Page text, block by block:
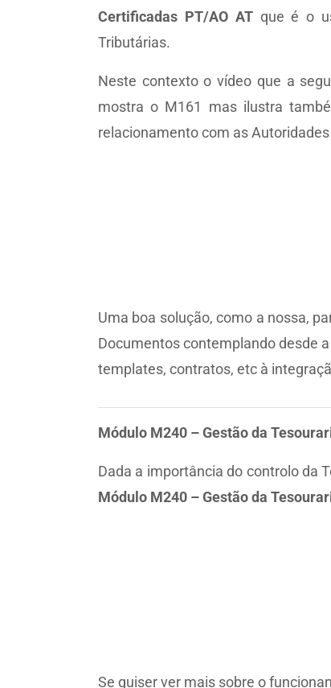
Certificadas PT/AO ATque é o
Tributárias.
Neste contexto o vídeo que a
mostra o M161 mas ilustra
relacionamento com as
Uma boa solução, como a nossa,
Documentos contemplando desde
templates, contratos, etc à
Módulo M240 – Gestão da
Dada a importância do controlo da
Módulo M240 – Gestão da
Se quiser ver mais sobre o